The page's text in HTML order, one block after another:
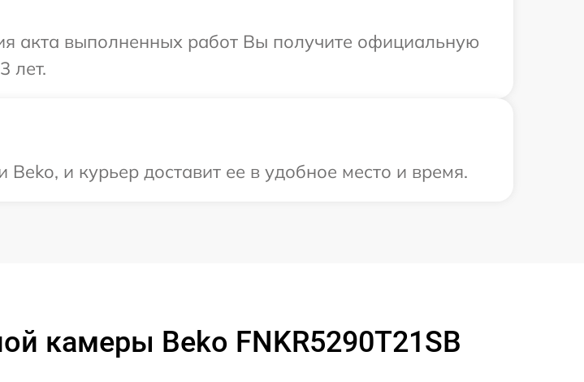
акта выполненных работ Вы получите официальную
лет.
и курьер доставит ее в удобное место и время.
камеры Beko FNKR5290T21SB